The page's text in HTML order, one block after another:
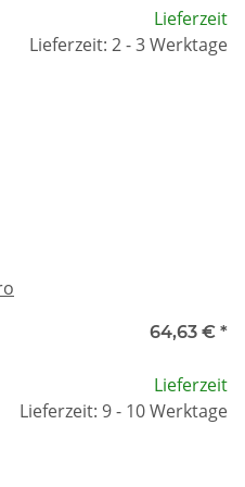
Lieferzeit
Lieferzeit: 2 - 3 Werktage
64,63 € *
Lieferzeit
Lieferzeit: 9 - 10 Werktage